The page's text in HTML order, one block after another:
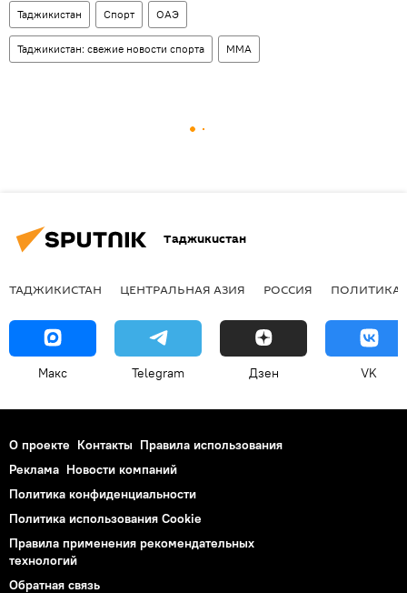
Таджикистан Спорт ОАЭ
Таджикистан: свежие новости спорта ММА
Таджикистан
ТАДЖИКИСТАН ЦЕНТРАЛЬНАЯ АЗИЯ РОССИЯ ПОЛИТИКА
Макс Telegram Дзен VK
О проекте Контакты Правила использования
Реклама Новости компаний
Политика конфиденциальности
Политика использования Cookie
Правила применения рекомендательных
технологий
Обратная связь